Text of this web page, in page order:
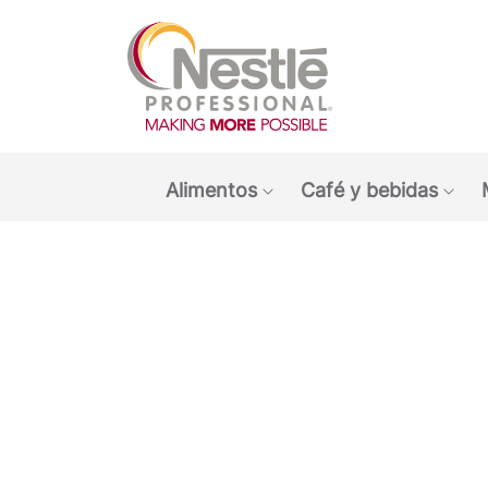
Alimentos
Show submenu:
Café y bebidas